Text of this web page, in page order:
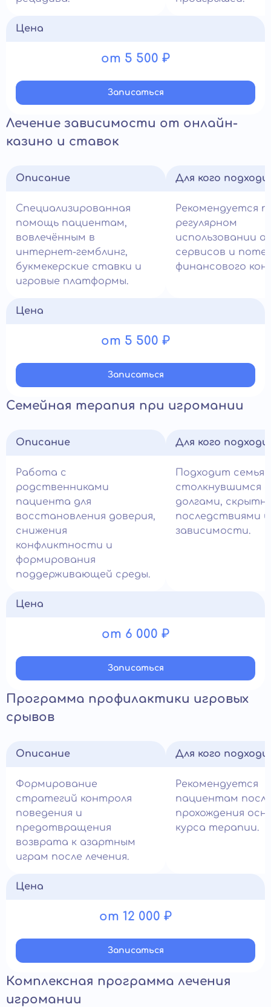
Цена
от 5 500 ₽
Записатьcя
Лечение зависимости от онлайн-
казино и ставок
Описание
Специализированная
помощь пациентам,
вовлечённым в
интернет-гемблинг,
букмекерские ставки и
игровые платформы.
Для кого
Рекомендуется
регулярном
использовании
сервисов и
финансового
Цена
от 5 500 ₽
Записатьcя
Семейная терапия при игромании
Описание
Работа с
родственниками
пациента для
восстановления доверия,
снижения
конфликтности и
формирования
поддерживающей среды.
Для кого
Подходит
столкнувшимся с
долгами,
последствиями
зависимости.
Цена
от 6 000 ₽
Записатьcя
Программа профилактики игровых
срывов
Описание
Формирование
стратегий контроля
поведения и
предотвращения
возврата к азартным
играм после лечения.
Для кого
Рекомендуется
пациентам
прохождения
курса терапии.
Цена
от 12 000 ₽
Записатьcя
Комплексная программа лечения
игромании